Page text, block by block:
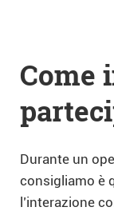
Come
Durante un
consigliamo è
l’interazione